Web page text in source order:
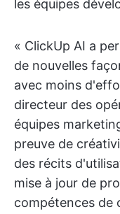
les équipes
« ClickUp AI a
de nouvelles
avec moins
directeur des
équipes
preuve de
des récits
mise à jour de
compétences de